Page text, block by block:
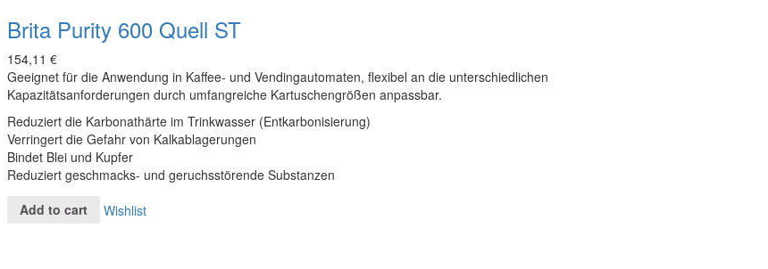
Brita Purity 600 Quell ST
154,11 €
Geeignet für die Anwendung in Kaffee- und Vendingautomaten, flexibel an die unterschiedlichen
Kapazitätsanforderungen durch umfangreiche Kartuschengrößen anpassbar.
Reduziert die Karbonathärte im Trinkwasser (Entkarbonisierung)
Verringert die Gefahr von Kalkablagerungen
Bindet Blei und Kupfer
Reduziert geschmacks- und geruchsstörende Substanzen
Add to cart
Wishlist